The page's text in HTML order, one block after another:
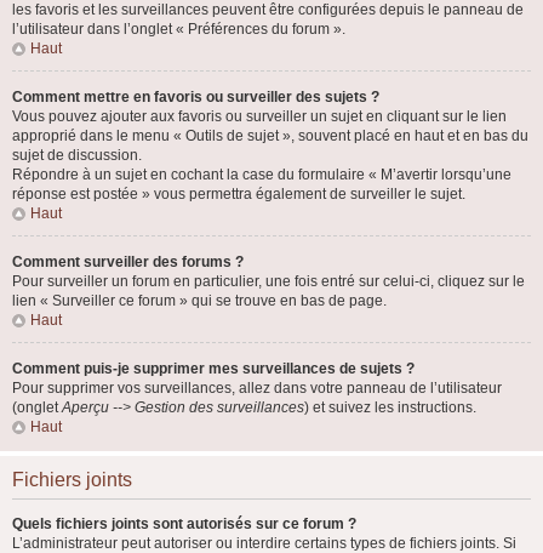
les favoris et les surveillances peuvent être configurées depuis le panneau de
l’utilisateur dans l’onglet « Préférences du forum ».
Haut
Comment mettre en favoris ou surveiller des sujets ?
Vous pouvez ajouter aux favoris ou surveiller un sujet en cliquant sur le lien
approprié dans le menu « Outils de sujet », souvent placé en haut et en bas du
sujet de discussion.
Répondre à un sujet en cochant la case du formulaire « M’avertir lorsqu’une
réponse est postée » vous permettra également de surveiller le sujet.
Haut
Comment surveiller des forums ?
Pour surveiller un forum en particulier, une fois entré sur celui-ci, cliquez sur le
lien « Surveiller ce forum » qui se trouve en bas de page.
Haut
Comment puis-je supprimer mes surveillances de sujets ?
Pour supprimer vos surveillances, allez dans votre panneau de l’utilisateur
(ongletAperçu --> Gestion des surveillances) et suivez les instructions.
Haut
Fichiers joints
Quels fichiers joints sont autorisés sur ce forum ?
L’administrateur peut autoriser ou interdire certains types de fichiers joints. Si